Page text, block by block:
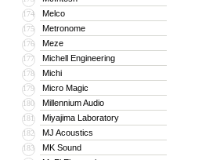
174 Melco
175 Metronome
176 Meze
177 Michell Engineering
178 Michi
179 Micro Magic
180 Millennium Audio
181 Miyajima Laboratory
182 MJ Acoustics
183 MK Sound